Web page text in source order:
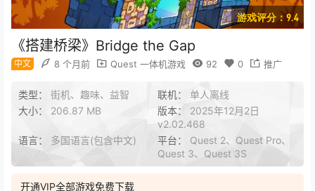
游戏评分：9.4
《搭建桥梁》Bridge the Gap
中文 8 个月前 Quest 一体机游戏 92 0 推广
类型： 街机、趣味、益智 联机： 单人离线
大小： 206.87 MB 版本： 2025年12月2日
v2.02.468
语言： 多国语言(包含中文) 平台： Quest 2、Quest Pro、
Quest 3、Quest 3S
开通VIP全部游戏免费下载